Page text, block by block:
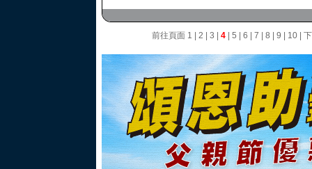
前往頁面 1 2 3 4| 5 6 7 8 9 10|